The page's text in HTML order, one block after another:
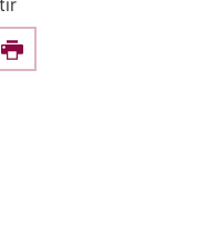
on Facebook
Print